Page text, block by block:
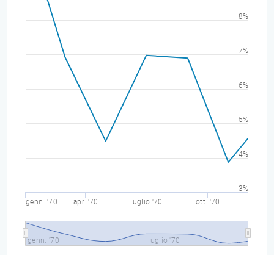
genn. '70 apr. '70 luglio '70 ott. '70
genn. '70 luglio '70
3%
4%
5%
6%
7%
8%